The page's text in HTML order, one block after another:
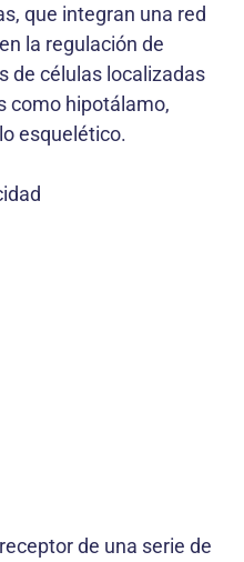
que integran una red
la regulación de
de células localizadas
como hipotálamo,
esquelético.
de una serie de